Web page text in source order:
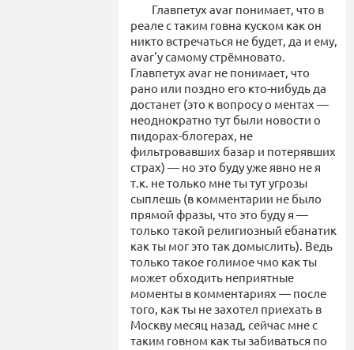
Главпетух avar понимает, что в
реале с таким говна куском как он
никто встречаться не будет, да и ему,
avar'y самому стрёмновато.
Главпетух avar не понимает, что
рано или поздно его кто-нибудь да
достанет (это к вопросу о ментах —
неоднократно тут были новости о
пидорах-блогерах, не
фильтровавших базар и потерявших
страх) — но это буду уже явно не я
т.к. не только мне ты тут угрозы
сыплешь (в комментарии не было
прямой фразы, что это буду я —
только такой религиозный ебанатик
как ты мог это так домыслить). Ведь
только такое голимое чмо как ты
может обходить неприятные
моменты в комментариях — после
того, как ты не захотел приехать в
Москву месяц назад, сейчас мне с
таким говном как ты забиваться по